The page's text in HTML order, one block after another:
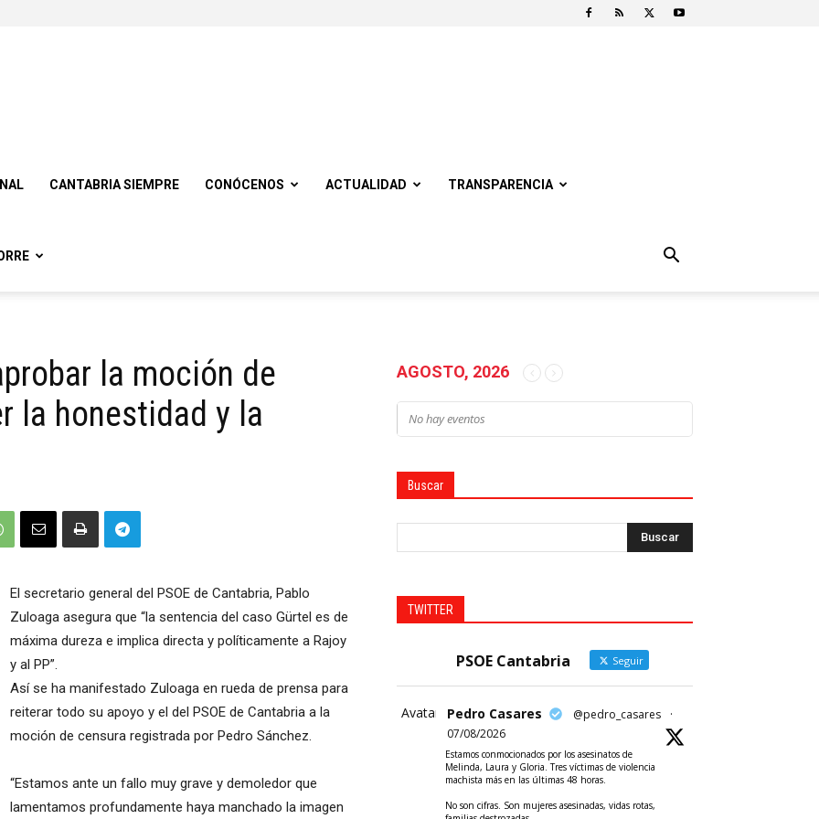
CANTABRIA SIEMPRE CONÓCENOS ACTUALIDAD TRANSPARENCIA
la moción de
la honestidad y la
El secretario general del PSOE de Cantabria, Pablo
Zuloaga asegura que “la sentencia del caso Gürtel es de
máxima dureza e implica directa y políticamente a Rajoy
y al PP”.
Así se ha manifestado Zuloaga en rueda de prensa para
reiterar todo su apoyo y el del PSOE de Cantabria a la
moción de censura registrada por Pedro Sánchez.
“Estamos ante un fallo muy grave y demoledor que
lamentamos profundamente haya manchado la imagen
AGOSTO, 2026
No hay eventos
Buscar
TWITTER
PSOE Cantabria Seguir
Avatar Pedro Casares @pedro_casares
·
07/08/2026
Estamos conmocionados por los asesinatos de
Melinda, Laura y Gloria. Tres víctimas de violencia
machista más en las últimas 48 horas.
No son cifras. Son mujeres asesinadas, vidas rotas,